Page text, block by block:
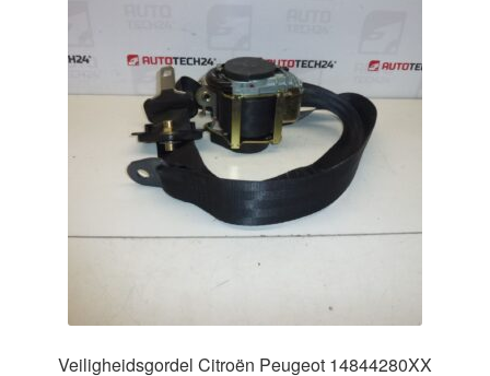
Veiligheidsgordel Citroën Peugeot 14844280XX